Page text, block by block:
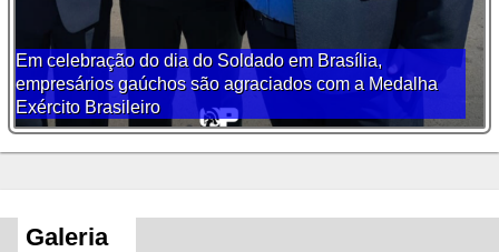
Em celebração do dia do Soldado em Brasília,
empresários gaúchos são agraciados com a Medalha
Exército Brasileiro
Galeria